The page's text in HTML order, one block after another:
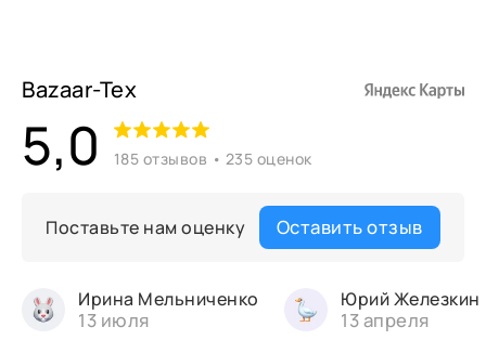
Bazaar-Tex
5,0 185 отзывов • 235 оценок
Поставьте нам оценку Оставить отзыв
Ирина Мельниченко
13 июля
Юрий Железкин
13 апреля